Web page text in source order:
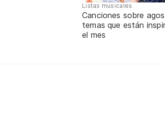
Listas musicales
Canciones sobre
temas que están
el mes